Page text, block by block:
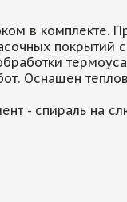
в комплекте.
покрытий
Оснащен
- спираль на